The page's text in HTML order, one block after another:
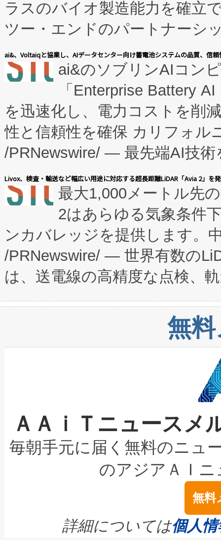
ラスのバイオ製造能力を確立
ツー・エンドのパートナーシ
表しました。 同社の実績ある
manufacturing™ (FCCM™) プ
たNeXは、バイオ医薬品製造
従来のフェッドバッチ施設の
に、患者やサプライチェーン
キー方式で拡張性が高く、持
す。FCCM‑を活用した現地生
患者にとっての費用負担を大
のアクセスを大幅に拡大する
Fully-Connected Continuous
プログラムには、施設設計・
に関する技術移転および知的
構造化トレーニングカリキュ
上げおよび商用化段階におけ
設備整備および立ち上げ調整
加組織は、Enzeneのバイオ
選定された製品について、自
取得できる可能性もあります
設には、3億～4億ドルかか
最高経営責任者（CEO）であ
す。「当社のfully-connected
ームを利用すれば、6,000万
きます。この効率性は、フェ
ai&、Voltaiqと協業し、AIデータセンター向け蓄電池システムの品質、信
ai&のソブリンAIコン
「Enterprise Battery
を迅速化し、電力コストを削
性と信頼性を確保 カリフォル
/PRNewswire/ — 最先端AI技術
会社エーアイ・アンド：本社
President原信平）と、エンタ
ードするVoltaiqは、日本にあ
ーエネルギー貯蔵システム（
た。 Voltaiq独自のAI搭載プラ
定、統合、導入、運用に至る
安全性を追跡し、確保する事
増加しているデータセンター
る電力網に大きな負担をかけ
事業者の負担軽減という課題
系統連系を迅速にし、ピーク
限を超えて利用可能な電力容
持できるよう貢献します。こ
ービスレベル契約（SLA）違
テリー性能の劣化によるダウ
念は、現在データセンターが
ます。 Voltaiq provides a
quality and reliability for AI
Livox、検査・輸送など幅広い用途に対応する超長距離LiDAR「Avia 2」を
最大1,000メートル先
2はあらゆる気象条件
ンカバレッジを提供します。
/PRNewswire/ — 世界有数の
は、送電線の高精度な点検、
や穀物倉庫におけるバルク材
リューション「Avia 2」を発
したAvia 2は、1,000メート
狭視野のFOVを切り替えるこ
ケーブル、枝などの細かな対
なレーザースポットにより、
な環境下でも豊かなディテー
キロメートル範囲を検出
LiDAR for Inspections,
は1535 nmレーザーを搭載。
イズの小径化を実現すること
す。ノーマルモードでは、
無
ＡＡｉＴニュース
毎朝手元に届く無料のニュ
のアジアＡＩ
無料
詳細については個人